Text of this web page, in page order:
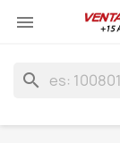

search